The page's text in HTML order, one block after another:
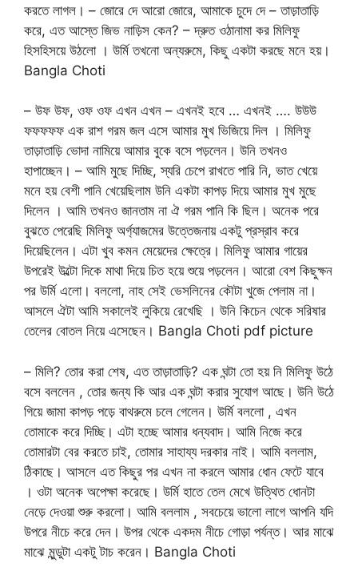
করতে লাগল। – জোরে দে আরো জোরে, আমাকে চুদে দে – তাড়াতাড়ি
করে, এত আস্তে জিভ নাড়িস কেন? – দ্রুত ওঠানামা কর মিলিফু
হিসহিসয়ে উঠলো । উর্মি তখনো অন্যরুমে, কিছু একটা করছে মনে হয়।
Bangla Choti
– উফ উফ, ওফ ওফ এখন এখন – এখনই হবে … এখনই …. উউউ
ফফফফফ এক রাশ গরম জল এসে আমার মুখ ভিজিয়ে দিল । মিলিফু
তাড়াতাড়ি ভোদা নামিয়ে আমার বুকে বসে পড়লেন। উনি তখনও
হাপাচ্ছেন। – আমি মুছে দিচ্ছি, স্যরি চেপে রাখতে পারি নি, ভাত খেয়ে
মনে হয় বেশী পানি খেয়েছিলাম উনি একটা কাপড় দিয়ে আমার মুখ মুছে
দিলেন । আমি তখনও জানতাম না ঐ গরম পানি কি ছিল। অনেক পরে
বুঝতে পেরেছি মিলিফু অর্গ্যাজমের উত্তেজনায় একটু প্রস্রাব করে
দিয়েছিলেন। এটা খুব কমন মেয়েদের ক্ষেত্রে। মিলিফু আমার গায়ের
উপরেই উল্টো দিকে মাথা দিয়ে চিত হয়ে শুয়ে পড়লেন। আরো বেশ কিছুক্ষন
পর উর্মি এলো। বললো, নাহ সেই ভেসলিনের কৌটা খুজে পেলাম না।
আসলে ঐটা আমি সকালেই লুকিয়ে রেখেছি । উনি কিচেন থেকে সরিষার
তেলের বোতল নিয়ে এসেছেন। Bangla Choti pdf picture
– মিলি? তোর করা শেষ, এত তাড়াতাড়ি? এক ঘন্টা তো হয় নি মিলিফু উঠে
বসে বললেন , তোর জন্য কি আর এক ঘন্টা করার সুযোগ আছে। উনি উঠে
গিয়ে জামা কাপড় পড়ে বাথরুমে চলে গেলেন। উর্মি বললো , এখন
তোমাকে করে দিচ্ছি। এটা হচ্ছে আমার ধন্যবাদ। আমি নিজে করে
তোমারটা বের করতে চাই, তোমার সাহায্য দরকার নাই। আমি বললাম,
ঠিকাছে। আসলে এত কিছুর পর এখন না করলে আমার ধোন ফেটে যাবে
। ওটা অনেক অপেক্ষা করেছে। উর্মি হাতে তেল মেখে উত্থিত ধোনটা
নেড়ে দেওয়া শুরু করলো। আমি বললাম , সবচেয়ে ভালো লাগে আপনি যদি
উপরে নীচে করে দেন। উপর থেকে একদম নীচে গোড়া পর্যন্ত। আর মাঝে
মাঝে মুন্ডুটা একটু টাচ করেন। Bangla Choti